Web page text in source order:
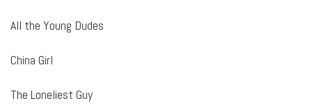
All the Young Dudes
China Girl
The Loneliest Guy